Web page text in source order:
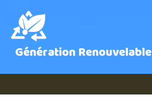
Génération Renouvelable